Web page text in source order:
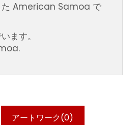
た American Samoa で
ます。
アートワーク(0)